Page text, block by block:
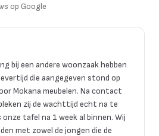
op Google
bij een andere woonzaak hebben
die aangegeven stond op
Mokana meubelen. Na contact
zij de wachttijd echt na te
tafel na 1 week al binnen. Wij
met zowel de jongen die de